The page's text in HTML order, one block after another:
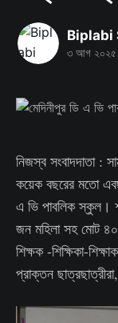
Biplabi
৩ আগ ২০২৫
নিজস্ব সংবাদদাতা :
কয়েক বছরের মতো
এ ভি পাবলিক স্কুল।
জন মহিলা সহ মোট ৪০
শিক্ষক -শিক্ষিকা-
প্রাক্তন